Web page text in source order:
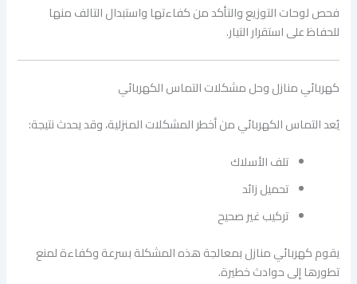
فحص لوحات التوزيع والتأكد من كفاءتها واستبدال التالف منها
للحفاظ على استقرار التيار.
كهربائي منازل وحل مشكلات التماس الكهربائي
يُعد التماس الكهربائي من أخطر المشكلات المنزلية، وقد يحدث نتيجة:
تلف الأسلاك
تحميل زائد
تركيب غير صحيح
يقوم كهربائي منازل بمعالجة هذه المشكلة بسرعة وكفاءة لمنع
تطورها إلى حوادث خطيرة.